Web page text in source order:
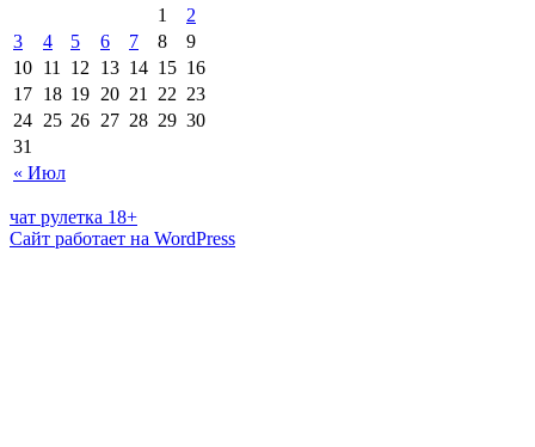
« Июл
1
2
3
4 5 6 7 8
9
10 11 12 13 14 15 16
17 18 19 20 21 22 23
24 25 26 27 28 29 30
31
чат рулетка 18+
Сайт работает на WordPress